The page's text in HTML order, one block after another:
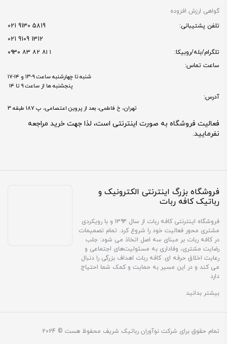
گواهی ارزش افزوده
تلفن پشتیبانی:
5819 9130 021
1312 9109 021
تلگرام/بله/روبیکا:
۱ ۸۱ ۸۲ ۸۳ ۰۹۳۰
ساعت تماس:
شنبه تا چهارشنبه ساعت ۹-۱۳ و ۱۴-۱۷
پنجشنبه ها از ساعت ۹ تا ۱۴
آدرس:
تهران، خ فاطمی، بعد از پروین اعتصامی، پ 187 طبقه 3
فعالیت فروشگاه به صورت اینترنتی است، لذا جهت خرید مراجعه
نفرمایید.
فروشگاه بزرگ اینترنتی الکترونیک و
رباتیک کافه ربات
فروشگاه اینترنتی کافه ربات از سال ۱۳۹۴ و با رویکردی
مشتری محور فعالیت خود را شروع کرد. تمام تصمیمات
در کافه ربات بر مبنای سه اصل اتخاذ می شود: جلب
رضایت مشتری، وفاداری به مسئولیت‌های اجتماعی و
رعایت اخلاق حرفه ای. کافه ربات اهداف بزرگی را دنبال
می کند و در این مسیر به حمایت و کمک شما احتیاج
دارد
بیشتر بدانید
تمام حقوق برای شرکت نوآوران رباتیک شریف محفوظ هست © 2024